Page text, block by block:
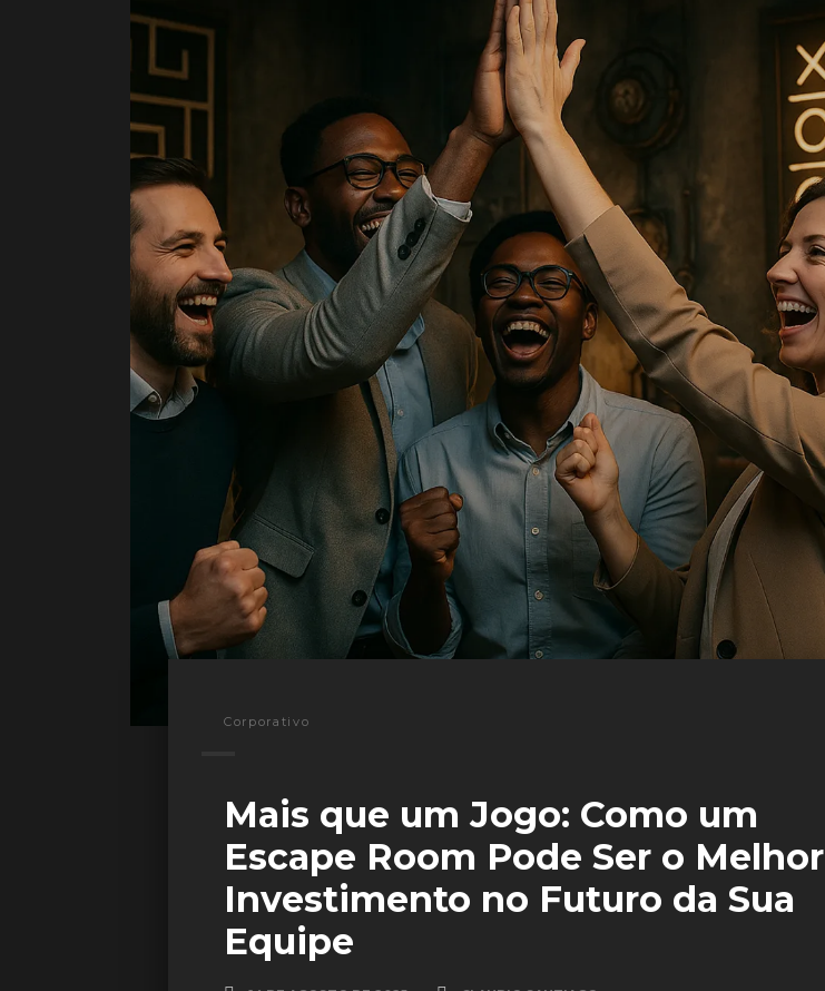
Corporativo
Mais que um Jogo: Como um
Escape Room Pode Ser o Melhor
Investimento no Futuro da Sua
Equipe